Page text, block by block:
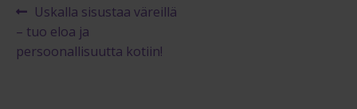
Artikkelien
selaus
Edellinen
artikkeli
Uskalla sisustaa väreillä
– tuo eloa ja
persoonallisuutta kotiin!